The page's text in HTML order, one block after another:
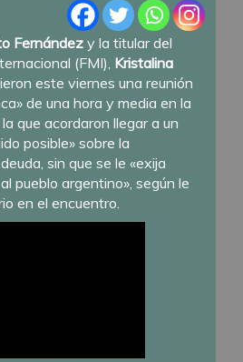
Fernández y la titular del
(FMI), Kristalina
este viernes una reunión
de una hora y media en la
que acordaron llegar a un
posible» sobre la
sin que se le «exija
pueblo argentino», según le
en el encuentro.